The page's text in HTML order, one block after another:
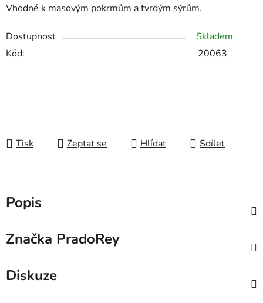
Vhodné k masovým pokrmům a tvrdým sýrům.
Dostupnost
Skladem
Kód:
20063
Tisk Zeptat se Hlídat Sdílet
Popis
Značka PradoRey
Diskuze